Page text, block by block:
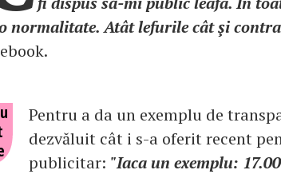
normalitate. Atât lefurile cât şi
Pentru a da un exemplu de
dezvăluit cât i s-a oferit recent
publicitar: "Iaca un exemplu: